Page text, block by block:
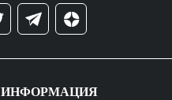
ИНФОРМАЦИЯ